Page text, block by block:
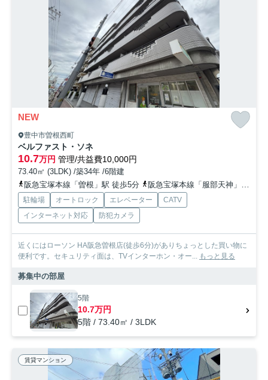
NEW
豊中市曽根西町
ベルファスト・ソネ
10.7万円 管理/共益費10,000円
73.40㎡ (3LDK) /築34年 /6階建
阪急宝塚本線「曽根」駅 徒歩5分
阪急宝塚本線「服部天神」駅 徒歩14分
駐輪場 オートロック エレベーター
CATV
インターネット対応
防犯カメラ
近くにはローソン HA阪急曽根店(徒歩6分)がありちょっとした買い物に
便利です。セキュリティ面は、TVインターホン・オー... もっと見る
募集中の部屋
5階
10.7万円
5階 / 73.40㎡ / 3LDK
賃貸マンション